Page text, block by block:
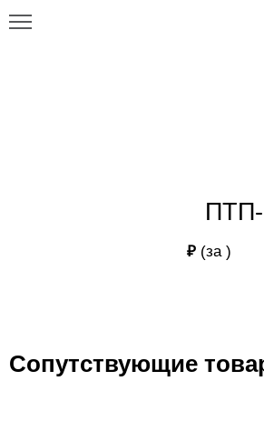
₽ (за )
Сопутствующие